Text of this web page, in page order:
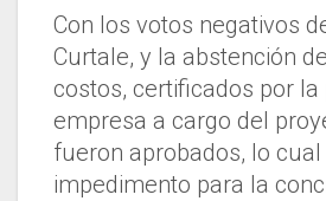
Con los votos negativos
Curtale, y la abstención
costos, certificados por la
empresa a cargo del
fueron aprobados, lo
impedimento para la